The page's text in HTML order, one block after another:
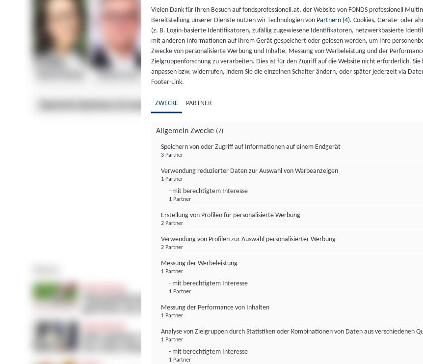
Vielen Dank für Ihren Besuch auf fondsprofessionell.at, der Website von FONDS professionell
Bereitstellung unserer Dienste nutzen wir Technologien von Partnern (4). Cookies, Geräte- oder
(z. B. Login-basierte Identifikatoren, zufällig zugewiesene Identifikatoren, netzwerkbasierte
mit anderen Informationen auf Ihrem Gerät gespeichert oder gelesen werden, um Ihre
Zwecke von personalisierte Werbung und Inhalte, Messung von Werbeleistung und der
Zielgruppenforschung zu verarbeiten. Dies ist für den Zugriff auf die Website nicht erforderlich.
anpassen bzw. widerrufen, indem Sie die einzelnen Schalter ändern, oder später jederzeit via
Footer-Link.
ZWECKE PARTNER
Allgemein Zwecke (7)
Speichern von oder Zugriff auf Informationen auf einem Endgerät
3 Partner
Verwendung reduzierter Daten zur Auswahl von Werbeanzeigen
1 Partner
- mit berechtigtem Interesse
1 Partner
Erstellung von Profilen für personalisierte Werbung
2 Partner
Verwendung von Profilen zur Auswahl personalisierter Werbung
2 Partner
Messung der Werbeleistung
1 Partner
- mit berechtigtem Interesse
1 Partner
Messung der Performance von Inhalten
1 Partner
Analyse von Zielgruppen durch Statistiken oder Kombinationen von Daten aus verschiedenen
1 Partner
- mit berechtigtem Interesse
1 Partner